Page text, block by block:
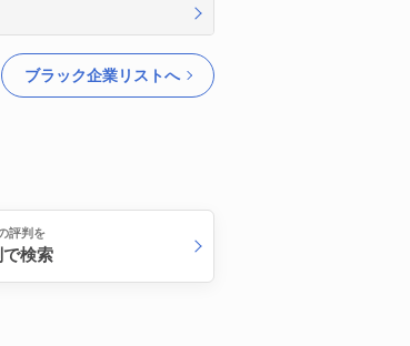
ブラック企業リストへ
評判を
で検索